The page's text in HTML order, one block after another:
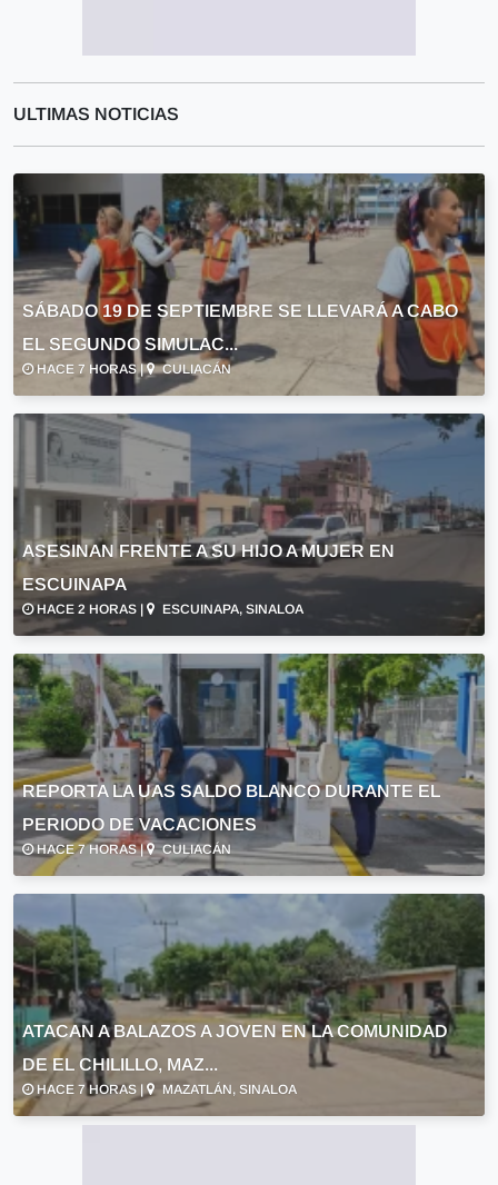
ULTIMAS NOTICIAS
SÁBADO 19 DE SEPTIEMBRE SE LLEVARÁ A CABO
EL SEGUNDO SIMULAC...
HACE 7 HORAS | CULIACÁN
ASESINAN FRENTE A SU HIJO A MUJER EN
ESCUINAPA
HACE 2 HORAS | ESCUINAPA, SINALOA
REPORTA LA UAS SALDO BLANCO DURANTE EL
PERIODO DE VACACIONES
HACE 7 HORAS | CULIACÁN
ATACAN A BALAZOS A JOVEN EN LA COMUNIDAD
DE EL CHILILLO, MAZ...
HACE 7 HORAS | MAZATLÁN, SINALOA